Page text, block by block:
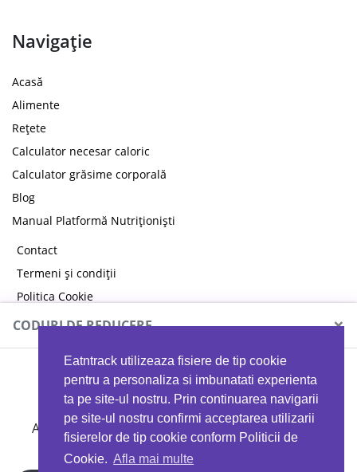
Eatntrack utilizeaza fisiere de tip cookie
pentru a personaliza si imbunatati experienta
ta pe site-ul nostru. Prin continuarea navigarii
pe site-ul nostru confirmi acceptarea utilizarii
fisierelor de tip cookie conform Politicii de
Cookie. Afla mai multe
Navigație
Acasă
Alimente
Rețete
Calculator necesar caloric
Calculator grăsime corporală
Blog
Manual Platformă Nutriționiști
Contact
Termeni și condiții
Politica Cookie
Politica de confidențialitate
CODURI DE REDUCERE ×
MYPROTEIN
Ai 40%reducere la orice comandă folosind codul
EATTRACK